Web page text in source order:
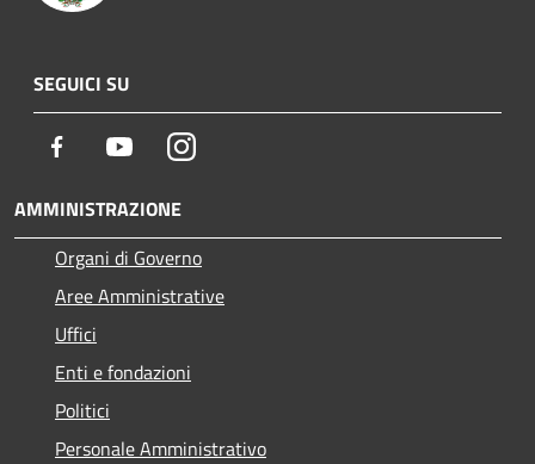
SEGUICI SU
Facebook YoutubeInstagram
AMMINISTRAZIONE
Organi di Governo
Aree Amministrative
Uffici
Enti e fondazioni
Politici
Personale Amministrativo